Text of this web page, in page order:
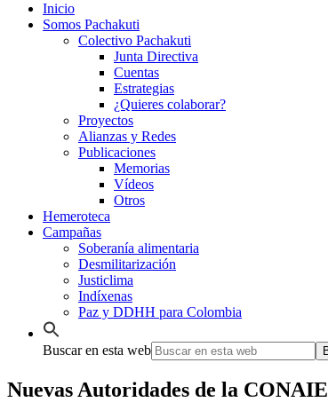
Inicio
Somos Pachakuti
Colectivo Pachakuti
Junta Directiva
Cuentas
Estrategias
¿Quieres colaborar?
Proyectos
Alianzas y Redes
Publicaciones
Memorias
Vídeos
Otros
Hemeroteca
Campañas
Soberanía alimentaria
Desmilitarización
Justiclima
Indíxenas
Paz y DDHH para Colombia
Buscar en esta web
Nuevas Autoridades de la CONAIE